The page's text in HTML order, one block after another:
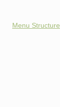
Menu Structure